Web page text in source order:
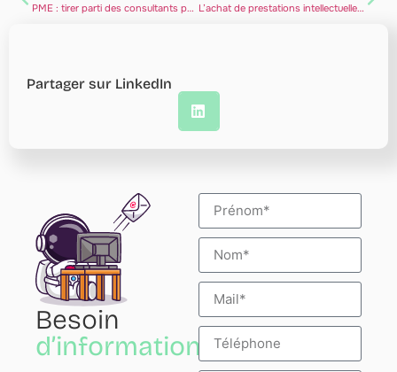
PME : tirer parti des consultants pour la transformation digitale L’achat de prestations intellectuelles : un levier stratégique à maîtriser
Partager sur LinkedIn
Besoin
d’informations?